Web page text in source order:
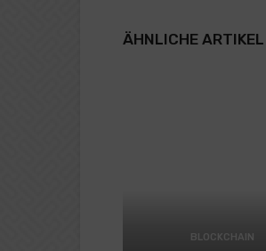
ÄHNLICHE ARTIKEL
BLOCKCHAIN